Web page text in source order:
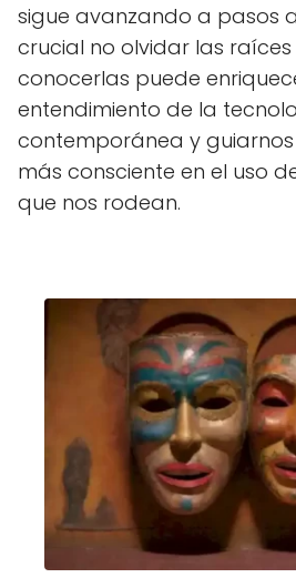
sigue avanzando a pasos
crucial no olvidar las
conocerlas puede
entendimiento de la
contemporánea y
más consciente en el uso
que nos rodean.